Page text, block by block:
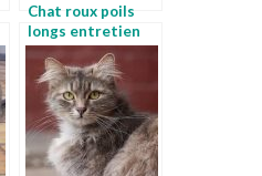
Chat roux poils
longs entretien
chat angora